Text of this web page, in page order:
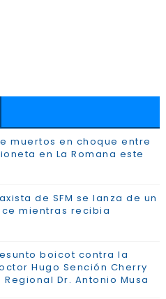
muertos en choque entre
en La Romana este
de SFM se lanza de un
mientras recibia
boicot contra la
Hugo Sención Cherry
Dr. Antonio Musa